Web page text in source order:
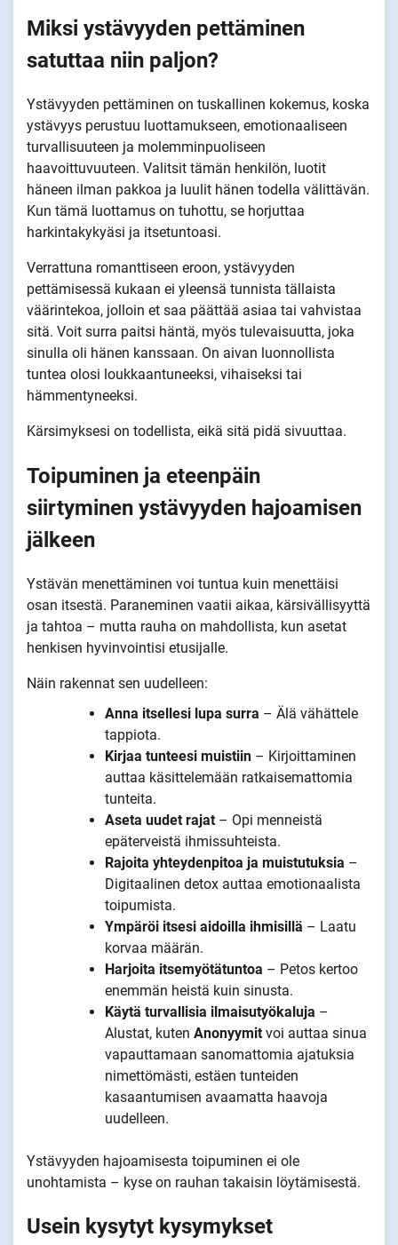
Miksi ystävyyden pettäminen
satuttaa niin paljon?
Ystävyyden pettäminen on tuskallinen kokemus, koska
ystävyys perustuu luottamukseen, emotionaaliseen
turvallisuuteen ja molemminpuoliseen
haavoittuvuuteen. Valitsit tämän henkilön, luotit
häneen ilman pakkoa ja luulit hänen todella välittävän.
Kun tämä luottamus on tuhottu, se horjuttaa
harkintakykyäsi ja itsetuntoasi.
Verrattuna romanttiseen eroon, ystävyyden
pettämisessä kukaan ei yleensä tunnista tällaista
väärintekoa, jolloin et saa päättää asiaa tai vahvistaa
sitä. Voit surra paitsi häntä, myös tulevaisuutta, joka
sinulla oli hänen kanssaan. On aivan luonnollista
tuntea olosi loukkaantuneeksi, vihaiseksi tai
hämmentyneeksi.
Kärsimyksesi on todellista, eikä sitä pidä sivuuttaa.
Toipuminen ja eteenpäin
siirtyminen ystävyyden hajoamisen
jälkeen
Ystävän menettäminen voi tuntua kuin menettäisi
osan itsestä. Paraneminen vaatii aikaa, kärsivällisyyttä
ja tahtoa – mutta rauha on mahdollista, kun asetat
henkisen hyvinvointisi etusijalle.
Näin rakennat sen uudelleen:
Anna itsellesi lupa surra – Älä vähättele
tappiota.
Kirjaa tunteesi muistiin – Kirjoittaminen
auttaa käsittelemään ratkaisemattomia
tunteita.
Aseta uudet rajat – Opi menneistä
epäterveistä ihmissuhteista.
Rajoita yhteydenpitoa ja muistutuksia –
Digitaalinen detox auttaa emotionaalista
toipumista.
Ympäröi itsesi aidoilla ihmisillä – Laatu
korvaa määrän.
Harjoita itsemyötätuntoa – Petos kertoo
enemmän heistä kuin sinusta.
Käytä turvallisia ilmaisutyökaluja –
Alustat, kuten Anonyymit voi auttaa sinua
vapauttamaan sanomattomia ajatuksia
nimettömästi, estäen tunteiden
kasaantumisen avaamatta haavoja
uudelleen.
Ystävyyden hajoamisesta toipuminen ei ole
unohtamista – kyse on rauhan takaisin löytämisestä.
Usein kysytyt kysymykset